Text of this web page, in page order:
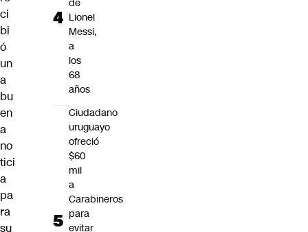
ci
bi
ó
un
a
bu
en
a
no
tici
a
pa
ra
su
de
Lionel
Messi,
a
los
68
años
Ciudadano
uruguayo
ofreció
$60
mil
a
Carabineros
para
evitar